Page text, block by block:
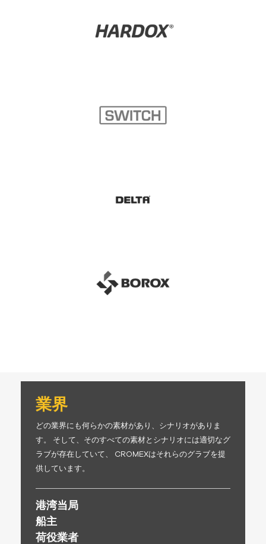
業界
どの業界にも何らかの素材があり、シナリオがありま
す。 そして、そのすべての素材とシナリオには適切なグ
ラブが存在していて、 CROMEXはそれらのグラブを提
供しています。
港湾当局
船主
荷役業者